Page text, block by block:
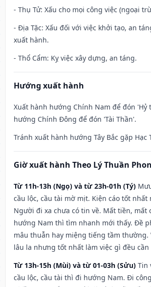
- Thụ Tử: Xấu cho mọi công việc (ngoại
- Địa Tặc: Xấu đối với việc khởi tạo, an
xuất hành.
- Thổ Cẩm: Kỵ việc xây dựng, an táng.
Hướng xuất hành
Xuất hành hướng Chính Nam để đón 'Hỷ
hướng Chính Đông để đón 'Tài Thần'.
Tránh xuất hành hướng Tây Bắc gặp Hạc
Giờ xuất hành Theo Lý Thuần
Từ 11h-13h (Ngọ) và từ 23h-01h (Tý)
cầu lộc, cầu tài mờ mịt. Kiện cáo tốt nhất
Người đi xa chưa có tin về. Mất tiền, mất
hướng Nam thì tìm nhanh mới thấy. Đề
mâu thuẫn hay miệng tiếng tầm thường.
lâu la nhưng tốt nhất làm việc gì đều cần
Từ 13h-15h (Mùi) và từ 01-03h (Sửu) Tin
cầu lộc, cầu tài thì đi hướng Nam. Đi